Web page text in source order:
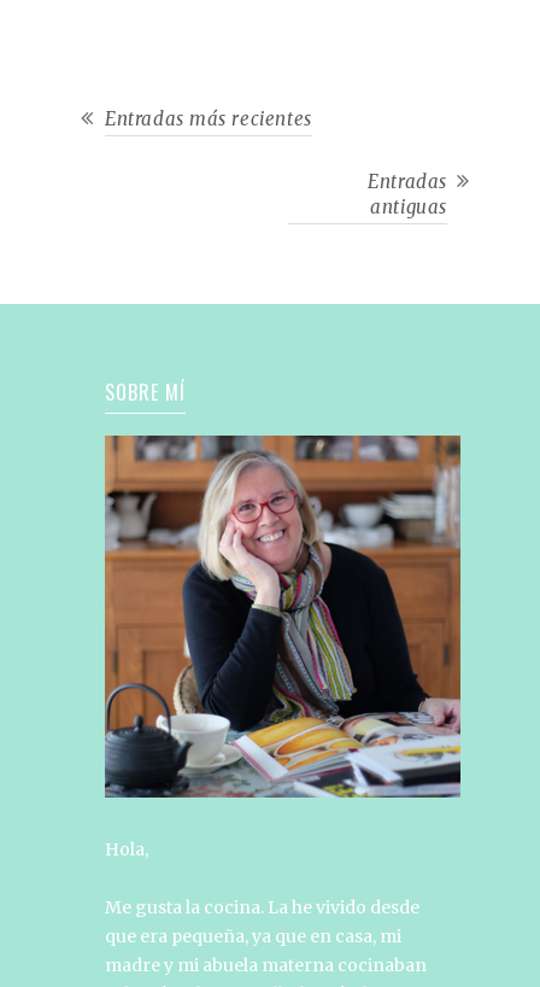
Entradas más recientes
Entradas
antiguas
SOBRE MÍ
Hola,
Me gusta la cocina. La he vivido desde
que era pequeña, ya que en casa, mi
madre y mi abuela materna cocinaban